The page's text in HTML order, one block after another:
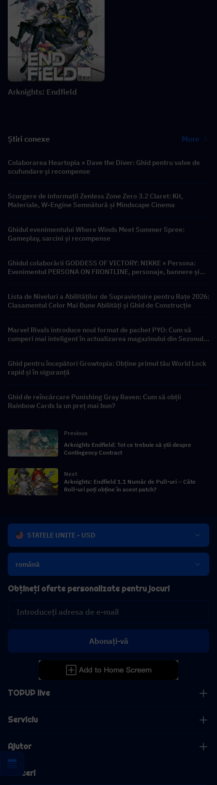
Arknights: Endfield
Știri conexe More
Colaborarea Heartopia × Dave the Diver: Ghid pentru valve de
scufundare și recompense
Scurgere de informații Zenless Zone Zero 3.2 Claret: Kit,
Materiale, W-Engine Semnătură și Mindscape Cinema
Ghidul evenimentului Where Winds Meet Summer Spree:
Gameplay, sarcini și recompense
Ghidul colaborării GODDESS OF VICTORY: NIKKE × Persona:
Evenimentul PERSONA ON FRONTLINE, personaje, bannere și
Lista de Niveluri a Abilităților de Supraviețuire pentru Rațe 2026:
Clasamentul Celor Mai Bune Abilități și Ghid de Construcție
Marvel Rivals introduce noul format de pachet PYO: Cum să
cumperi mai inteligent în actualizarea magazinului din Sezonul
Ghid pentru începători Growtopia: Obține primul tău World Lock
rapid și în siguranță
Ghid de reîncărcare Punishing Gray Raven: Cum să obții
Rainbow Cards la un preț mai bun?
Previous
Arknights Endfield: Tot ce trebuie să știi despre
Contingency Contract
Next
Arknights: Endfield 1.1 Număr de Pull-uri – Câte
Roll-uri poți obține în acest patch?
STATELE UNITE - USD
română
TOPUP live
Serviciu
Ajutor
Afaceri
Obțineți oferte personalizate pentru jocuri
Abonați-vă